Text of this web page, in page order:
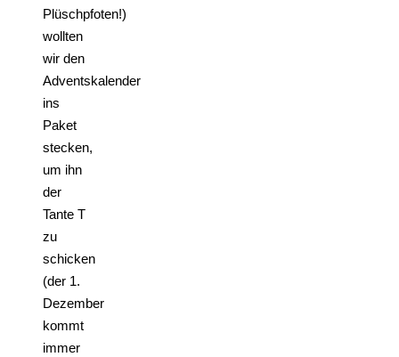
Plüschpfoten!)
wollten
wir den
Adventskalender
ins
Paket
stecken,
um ihn
der
Tante T
zu
schicken
(der 1.
Dezember
kommt
immer